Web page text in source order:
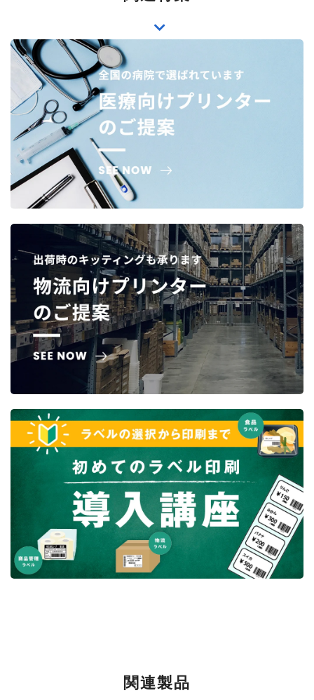
関連製品